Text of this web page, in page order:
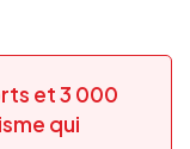
et 3 000
qui